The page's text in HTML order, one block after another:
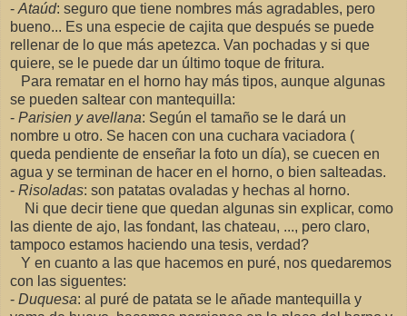
-Ataúd: seguro que tiene nombres más agradables, pero
bueno... Es una especie de cajita que después se puede
rellenar de lo que más apetezca. Van pochadas y si que
quiere, se le puede dar un último toque de fritura.
Para rematar en el horno hay más tipos, aunque algunas
se pueden saltear con mantequilla:
- Parisien y avellana: Según el tamaño se le dará un
nombre u otro. Se hacen con una cuchara vaciadora (
queda pendiente de enseñar la foto un día), se cuecen en
agua y se terminan de hacer en el horno, o bien salteadas.
- Risoladas: son patatas ovaladas y hechas al horno.
Ni que decir tiene que quedan algunas sin explicar, como
las diente de ajo, las fondant, las chateau, ..., pero claro,
tampoco estamos haciendo una tesis, verdad?
Y en cuanto a las que hacemos en puré, nos quedaremos
con las siguentes:
- Duquesa: al puré de patata se le añade mantequilla y